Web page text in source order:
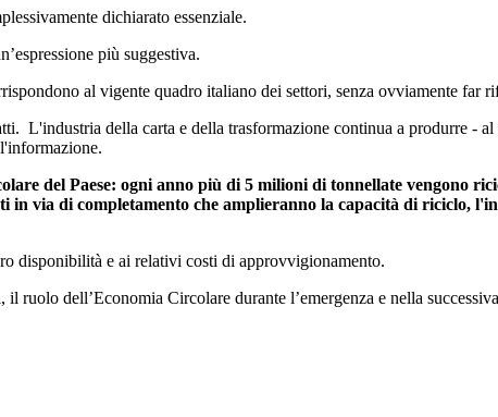
dichiarato essenziale.
più suggestiva.
al vigente quadro italiano dei settori, senza ovviamente far
L'industria della carta e della trasformazione continua a produrre -
del Paese: ogni anno più di 5 milioni di tonnellate vengono
via di completamento che amplieranno la capacità di riciclo,
disponibilità e ai relativi costi di approvvigionamento.
dell’Economia Circolare durante l’emergenza e nella